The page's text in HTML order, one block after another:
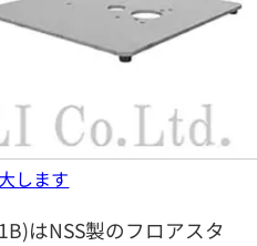
はNSS製のフロアスタ
します